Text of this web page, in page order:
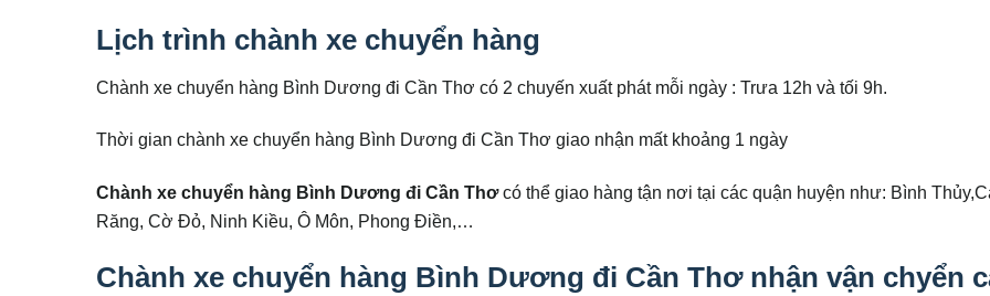
Lịch trình chành xe chuyển hàng
Chành xe chuyển hàng Bình Dương đi Cần Thơ có 2 chuyến xuất phát mỗi ngày : Trưa 12h và tối 9h.
Thời gian chành xe chuyển hàng Bình Dương đi Cần Thơ giao nhận mất khoảng 1 ngày
Chành xe chuyển hàng Bình Dương đi Cần Thơcó thể giao hàng tận nơi tại các quận huyện như: Bình
Răng, Cờ Đỏ, Ninh Kiều, Ô Môn, Phong Điền,…
Chành xe chuyển hàng Bình Dương đi Cần Thơ nhận vận chyển